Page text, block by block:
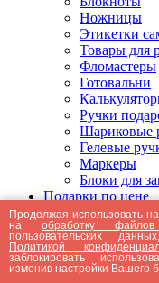
Ножницы
Этикетки
Товары для
Фломастеры
Готовальни
Ручки
Шариковые
Гелевые
Маркеры
Блоки для
Подарки по цене
Подарки от
Подарки до
Подарки до
Подарки до
Подарки до
Продолжая использовать
наобработку
пользовательских
Политикой
заблокировать
изменив настройки Вашего